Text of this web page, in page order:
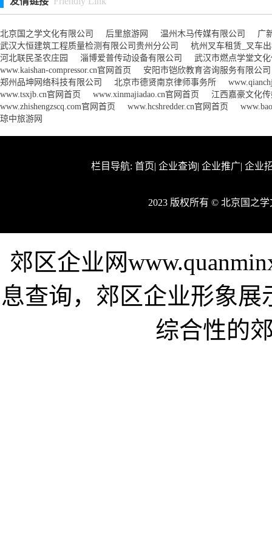
北京国之学文化有限公司 后里旅游网 温州木马传媒有限公司
广
武汉大恒建筑工程质量检测有限公司贵州分公司
杭州叉车租赁_叉车
河北联民圣农庄园
淄博爱普传动设备有限公司
武汉市燃点学堂文
www.kaishan-compressor.cn官网首页
安阳市铠欣教育咨询服务有限公司
郑州品坤网络科技有限公司
北京市德贤南京律师事务所
www.tsxjb.cn官网首页
www.xinmajiadao.cn官网首页
江西嘉豪文化
www.zhishengzscq.com官网首页
www.hcshredder.cn官网首页
琼中旅游网
栏目导航: 首页| 企业查询| 企业推广| 企业
2023 版权所有 © 北京国之
郊区企业网
息查询，郊区企业形象
综合性的